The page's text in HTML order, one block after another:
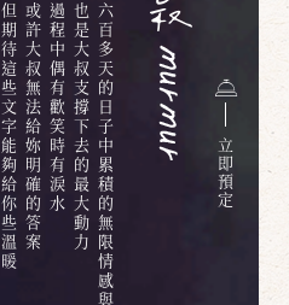
六百多天的日子中累積的無限情感與回憶
也是大叔支撐下去的最大動力
過程中偶有歡笑時有淚水
或許大叔無法給妳明確的答案
但期待這些文字能夠給你些溫暖 立
即
預
定